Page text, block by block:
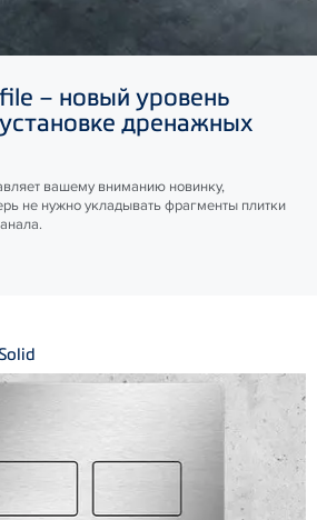
– новый уровень
дренажных
вашему вниманию новинку,
не нужно укладывать фрагменты плитки